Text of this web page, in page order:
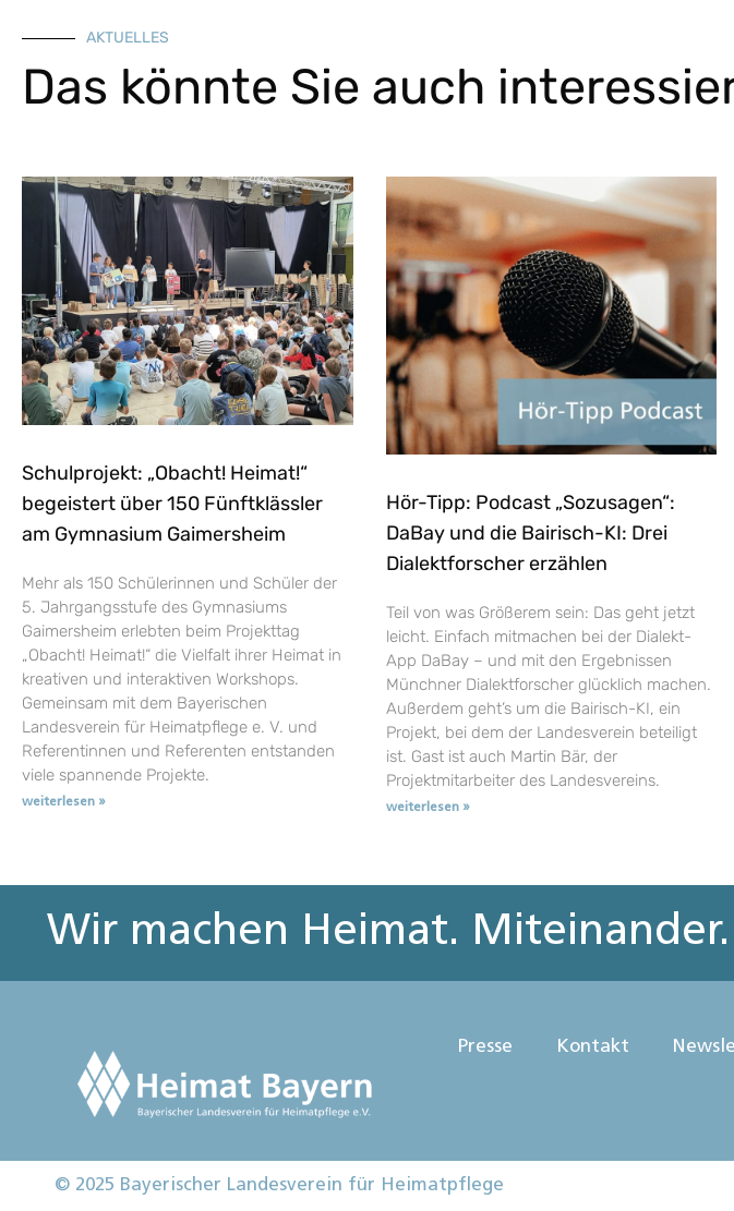
AKTUELLES
Das könnte Sie auch
Schulprojekt: „Obacht! Heimat!“
begeistert über 150 Fünftklässler
am Gymnasium Gaimersheim
Mehr als 150 Schülerinnen und Schüler der
5. Jahrgangsstufe des Gymnasiums
Gaimersheim erlebten beim Projekttag
„Obacht! Heimat!“ die Vielfalt ihrer Heimat in
kreativen und interaktiven Workshops.
Gemeinsam mit dem Bayerischen
Landesverein für Heimatpflege e. V. und
Referentinnen und Referenten entstanden
viele spannende Projekte.
weiterlesen »
Hör-Tipp: Podcast „Sozusagen“:
DaBay und die Bairisch-KI: Drei
Dialektforscher erzählen
Teil von was Größerem sein: Das geht jetzt
leicht. Einfach mitmachen bei der Dialekt-
App DaBay – und mit den Ergebnissen
Münchner Dialektforscher glücklich machen.
Außerdem geht’s um die Bairisch-KI, ein
Projekt, bei dem der Landesverein beteiligt
ist. Gast ist auch Martin Bär, der
Projektmitarbeiter des Landesvereins.
weiterlesen »
Wir machen Heimat. Miteinander.
Presse Kontakt
© 2025 Bayerischer Landesverein für Heimatpflege